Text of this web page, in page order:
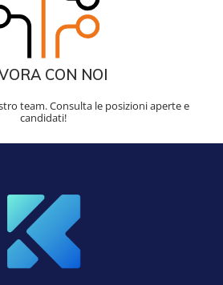
CON NOI
team. Consulta le posizioni aperte e
candidati!